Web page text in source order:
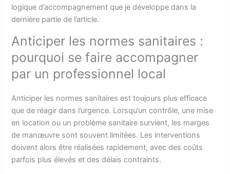
logique d’accompagnement que je développe dans la
dernière partie de l’article.
Anticiper les normes sanitaires :
pourquoi se faire accompagner
par un professionnel local
Anticiper les normes sanitaires est toujours plus efficace
que de réagir dans l’urgence. Lorsqu’un contrôle, une mise
en location ou un problème sanitaire survient, les marges
de manœuvre sont souvent limitées. Les interventions
doivent alors être réalisées rapidement, avec des coûts
parfois plus élevés et des délais contraints.